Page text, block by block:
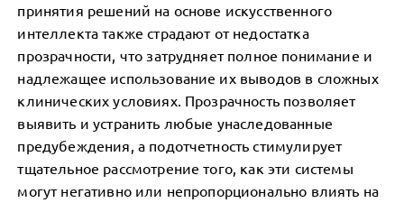
принятия решений на основе искусственного
интеллекта также страдают от недостатка
прозрачности, что затрудняет полное понимание и
надлежащее использование их выводов в сложных
клинических условиях. Прозрачность позволяет
выявить и устранить любые унаследованные
предубеждения, а подотчетность стимулирует
тщательное рассмотрение того, как эти системы
могут негативно или непропорционально влиять на